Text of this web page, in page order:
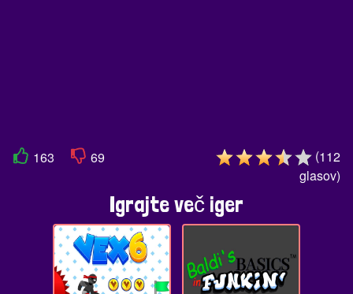
163 69 (112
glasov)
Igrajte več iger